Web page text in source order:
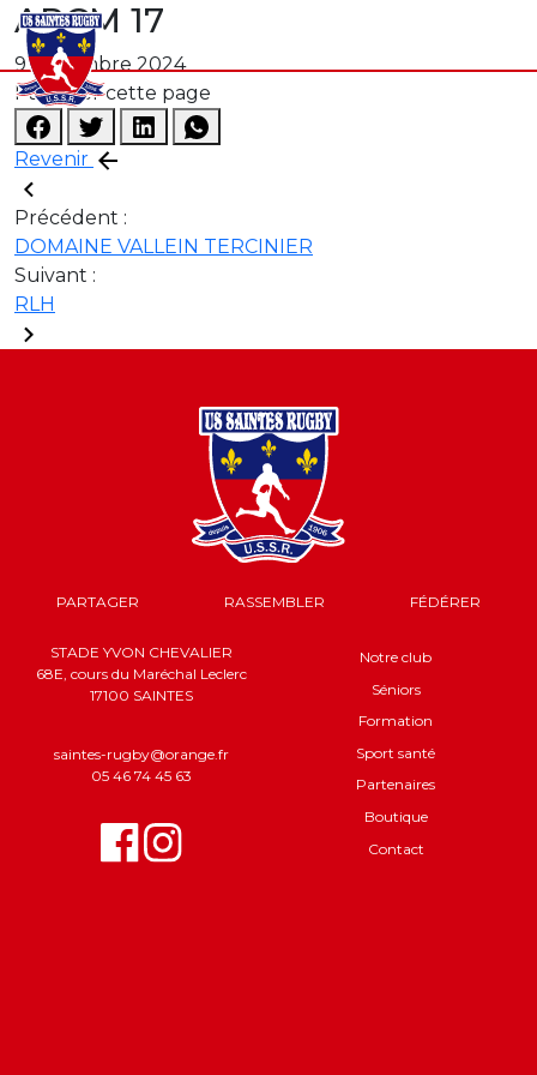
ARCM 17
9 décembre 2024
Revenir
Partager cette page
Précédent :
DOMAINE VALLEIN TERCINIER
Suivant :
RLH
PARTAGER RASSEMBLER FÉDÉRER
STADE YVON CHEVALIER
68E, cours du Maréchal Leclerc
17100 SAINTES
saintes-rugby@orange.fr
05 46 74 45 63
Notre club
Séniors
Formation
Sport santé
Partenaires
Boutique
Contact